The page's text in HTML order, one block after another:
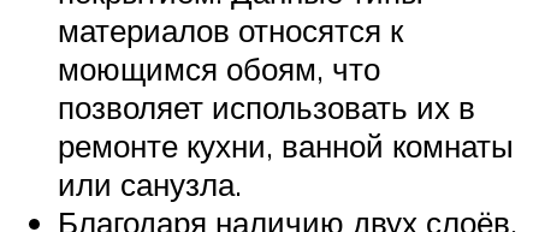
материалов относятся к
моющимся обоям, что
позволяет использовать их в
ремонте кухни, ванной комнаты
или санузла.
Благодаря наличию двух слоёв,